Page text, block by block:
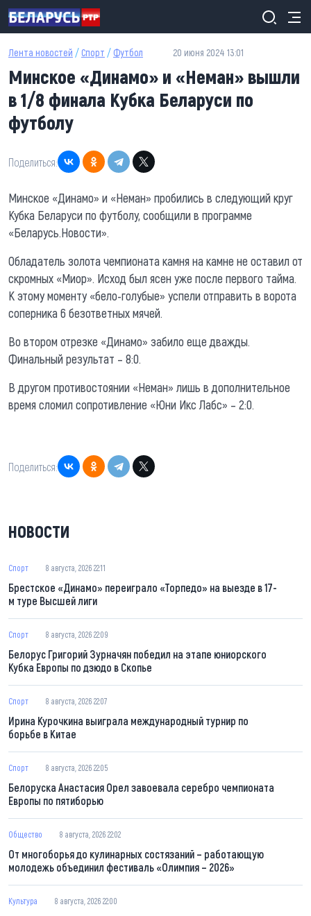
Перейти к основному содержанию
Лента новостей / Спорт / Футбол 20 июня 2024 13:01
Минское «Динамо» и «Неман» вышли
в 1/8 финала Кубка Беларуси по
футболу
Поделиться:
Минское «Динамо» и «Неман» пробились в следующий круг
Кубка Беларуси по футболу, сообщили в программе
«Беларусь.Новости».
Обладатель золота чемпионата камня на камне не оставил от
скромных «Миор». Исход был ясен уже после первого тайма.
К этому моменту «бело-голубые» успели отправить в ворота
соперника 6 безответных мячей.
Во втором отрезке «Динамо» забило еще дважды.
Финальный результат – 8:0.
В другом противостоянии «Неман» лишь в дополнительное
время сломил сопротивление «Юни Икс Лабс» – 2:0.
Поделиться:
НОВОСТИ
Спорт 8 августа, 2026 22:11
Брестское «Динамо» переиграло «Торпедо» на выезде в 17-
м туре Высшей лиги
Спорт 8 августа, 2026 22:09
Белорус Григорий Зурначян победил на этапе юниорского
Кубка Европы по дзюдо в Скопье
Спорт 8 августа, 2026 22:07
Ирина Курочкина выиграла международный турнир по
борьбе в Китае
Спорт 8 августа, 2026 22:05
Белоруска Анастасия Орел завоевала серебро чемпионата
Европы по пятиборью
Общество 8 августа, 2026 22:02
От многоборья до кулинарных состязаний – работающую
молодежь объединил фестиваль «Олимпия – 2026»
Культура 8 августа, 2026 22:00